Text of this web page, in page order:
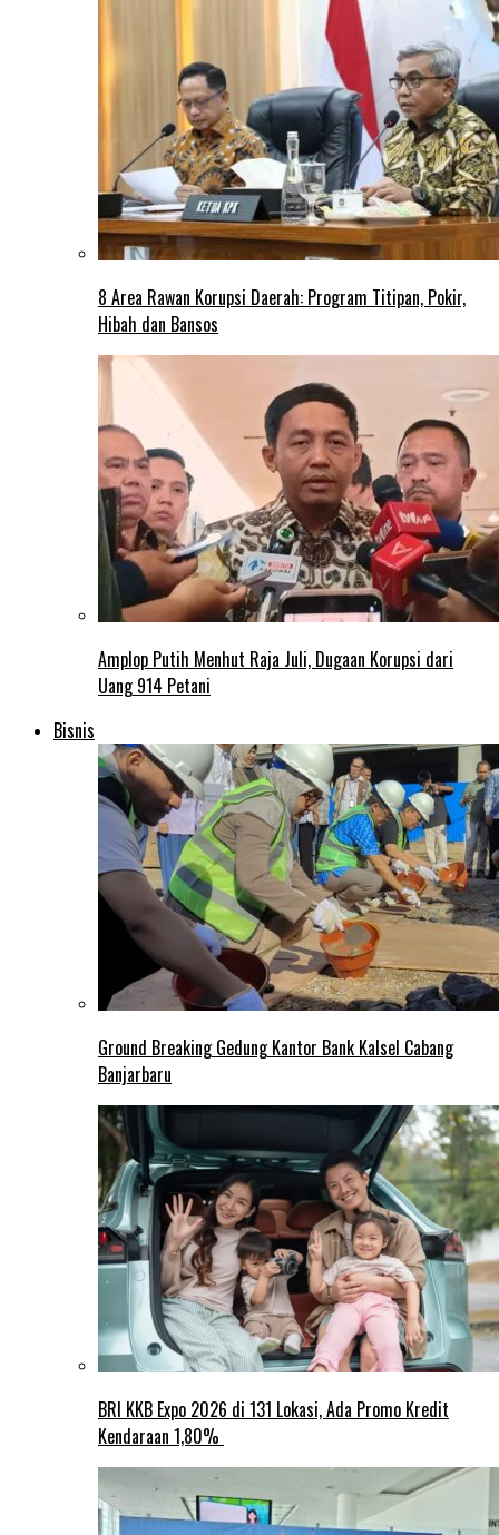
8 Area Rawan Korupsi Daerah: Program Titipan, Pokir,
Hibah dan Bansos
Amplop Putih Menhut Raja Juli, Dugaan Korupsi dari
Uang 914 Petani
Bisnis
Ground Breaking Gedung Kantor Bank Kalsel Cabang
Banjarbaru
BRI KKB Expo 2026 di 131 Lokasi, Ada Promo Kredit
Kendaraan 1,80%